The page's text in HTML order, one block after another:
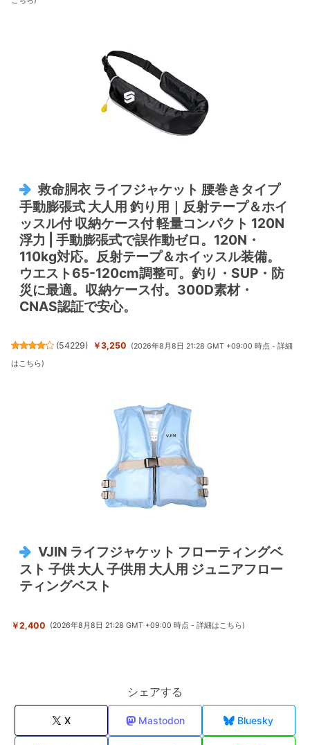
救命胴衣 ライフジャケット 腰巻きタイプ
手動膨張式 大人用 釣り用｜反射テープ＆ホイ
ッスル付 収納ケース付 軽量コンパクト 120N
浮力 | 手動膨張式で誤作動ゼロ。120N・
110kg対応。反射テープ＆ホイッスル装備。
ウエスト65-120cm調整可。釣り・SUP・防
災に最適。収納ケース付。300D素材・
CNAS認証で安心。
(54229) ￥3,250 (2026年8月8日 21:28 GMT +09:00 時点 -詳細
はこちら)
VJIN ライフジャケット フローティングベ
スト 子供 大人 子供用 大人用 ジュニアフロー
ティングベスト
￥2,400 (2026年8月8日 21:28 GMT +09:00 時点 -詳細はこちら)
シェアする
X Mastodon Bluesky